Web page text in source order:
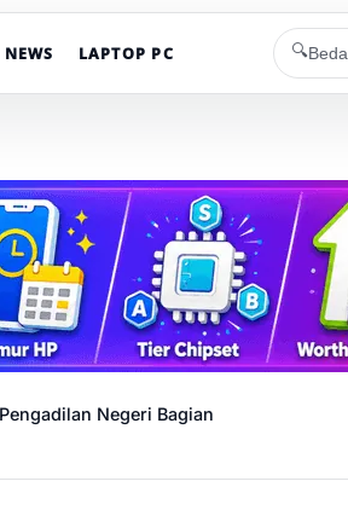
NEWS LAPTOP PC 🔍
Negeri Bagian